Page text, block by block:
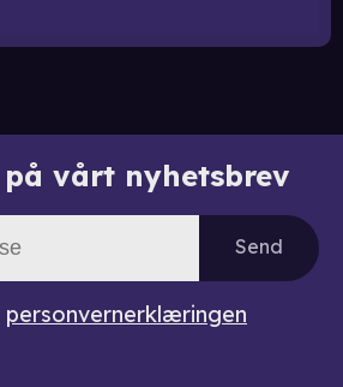
på vårt nyhetsbrev
Send
personvernerklæringen